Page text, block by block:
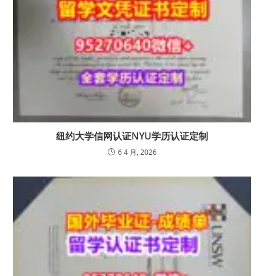
纽约大学信网认证NYU学历认证定制
6 4 月, 2026